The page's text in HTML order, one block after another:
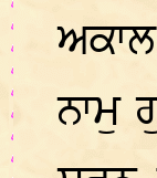
ਨਾਮੁ